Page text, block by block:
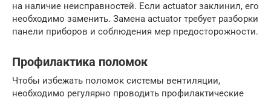
на наличие неисправностей. Если actuator заклинил, его
необходимо заменить. Замена actuator требует разборки
панели приборов и соблюдения мер предосторожности.
Профилактика поломок
Чтобы избежать поломок системы вентиляции,
необходимо регулярно проводить профилактические